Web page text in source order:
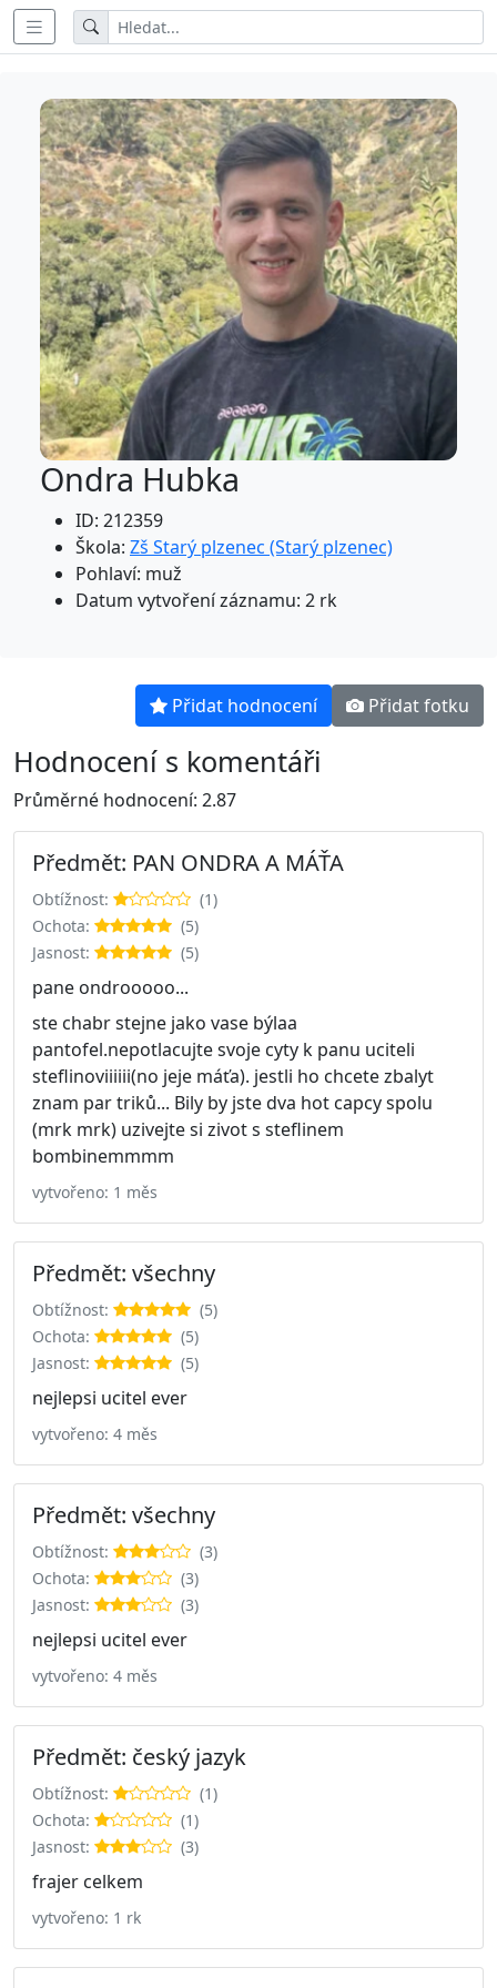
Ondra Hubka
ID: 212359
Škola: Zš Starý plzenec (Starý plzenec)
Pohlaví: muž
Datum vytvoření záznamu: 2 rk
Přidat hodnocení Přidat fotku
Hodnocení s komentáři
Průměrné hodnocení: 2.87
Předmět: PAN ONDRA A MÁŤA
Obtížnost:
(1)
Ochota:
(5)
Jasnost:
(5)
pane ondrooooo...
ste chabr stejne jako vase býlaa
pantofel.nepotlacujte svoje cyty k panu uciteli
steflinoviiiiii(no jeje máťa). jestli ho chcete zbalyt
znam par triků... Bily by jste dva hot capcy spolu
(mrk mrk) uzivejte si zivot s steflinem
bombinemmmm
vytvořeno: 1 měs
Předmět: všechny
Obtížnost:
(5)
Ochota:
(5)
Jasnost:
(5)
nejlepsi ucitel ever
vytvořeno: 4 měs
Předmět: všechny
Obtížnost:
(3)
Ochota:
(3)
Jasnost:
(3)
nejlepsi ucitel ever
vytvořeno: 4 měs
Předmět: český jazyk
Obtížnost:
(1)
Ochota:
(1)
Jasnost:
(3)
frajer celkem
vytvořeno: 1 rk